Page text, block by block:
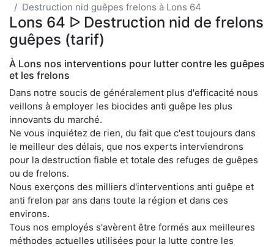
Destruction nid guêpes frelons à Lons 64
Lons 64 ᐅ Destruction nid de frelons
guêpes (tarif)
À Lons nos interventions pour lutter contre les guêpes
et les frelons
Dans notre soucis de généralement plus d'efficacité nous
veillons à employer les biocides anti guêpe les plus
innovants du marché.
Ne vous inquiétez de rien, du fait que c'est toujours dans
le meilleur des délais, que nos experts interviendrons
pour la destruction fiable et totale des refuges de guêpes
ou de frelons.
Nous exerçons des milliers d'interventions anti guêpe et
anti frelon par ans dans toute la région et dans ces
environs.
Tous nos employés s'avèrent être formés aux meilleures
méthodes actuelles utilisées pour la lutte contre les